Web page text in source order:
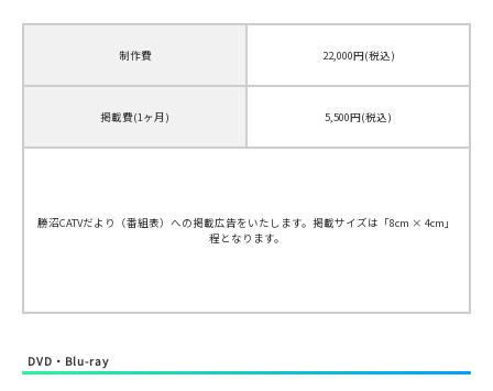
制作費 22,000円(税込)
掲載費(1ヶ月) 5,500円(税込)
勝沼CATVだより（番組表）への掲載広告をいたします。掲載サイズは「8cm × 4cm」
程となります。
DVD・Blu-ray